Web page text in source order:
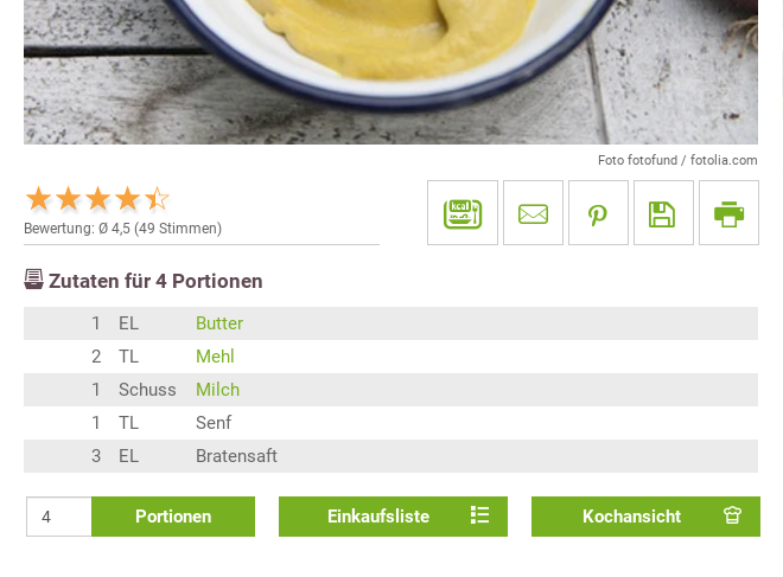
Foto fotofund / fotolia.com
Bewertung: Ø 4,5 (49 Stimmen)
Zutaten für 4 Portionen
1 EL
Butter
2
TL
Mehl
1
Schuss
Milch
1
TL
Senf
3
EL Bratensaft
Portionen Einkaufsliste Kochansicht